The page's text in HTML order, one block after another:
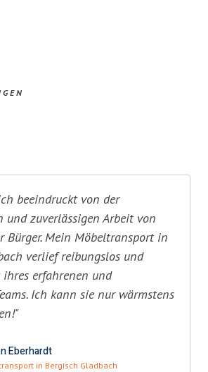
beeindruckt von der
und zuverlässigen Arbeit von
Bürger. Mein Möbeltransport in
verlief reibungslos und
erfahrenen und
Ich kann sie nur wärmstens
Eberhardt
in Bergisch Gladbach